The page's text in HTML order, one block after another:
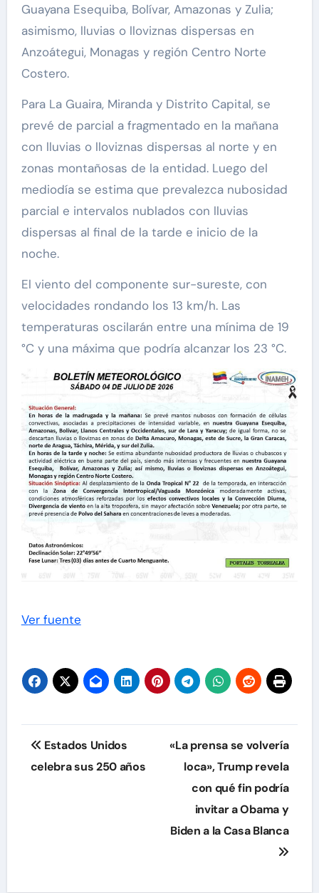
Guayana Esequiba, Bolívar, Amazonas y Zulia;
asimismo, lluvias o lloviznas dispersas en
Anzoátegui, Monagas y región Centro Norte
Costero.
Para La Guaira, Miranda y Distrito Capital, se
prevé de parcial a fragmentado en la mañana
con lluvias o lloviznas dispersas al norte y en
zonas montañosas de la entidad. Luego del
mediodía se estima que prevalezca nubosidad
parcial e intervalos nublados con lluvias
dispersas al final de la tarde e inicio de la
noche.
El viento del componente sur-sureste, con
velocidades rondando los 13 km/h. Las
temperaturas oscilarán entre una mínima de 19
°C y una máxima que podría alcanzar los 23 °C.
Ver fuente
Navegación
de
Estados Unidos
celebra sus 250 años
«La prensa se volvería
loca», Trump revela
con qué fin podría
invitar a Obama y
Biden a la Casa Blanca